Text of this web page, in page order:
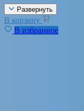
Развернуть
В корзину
В избранное